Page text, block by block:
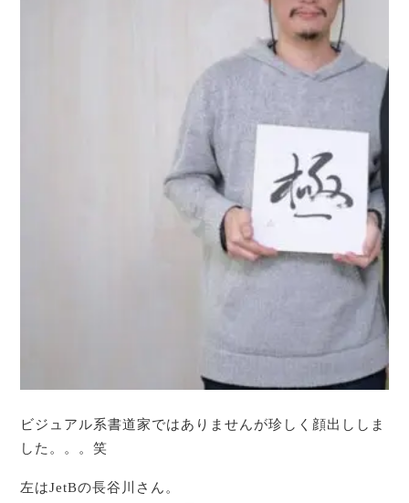
ビジュアル系書道家ではありませんが珍しく顔出ししま
した。。。笑
左はJetBの長谷川さん。